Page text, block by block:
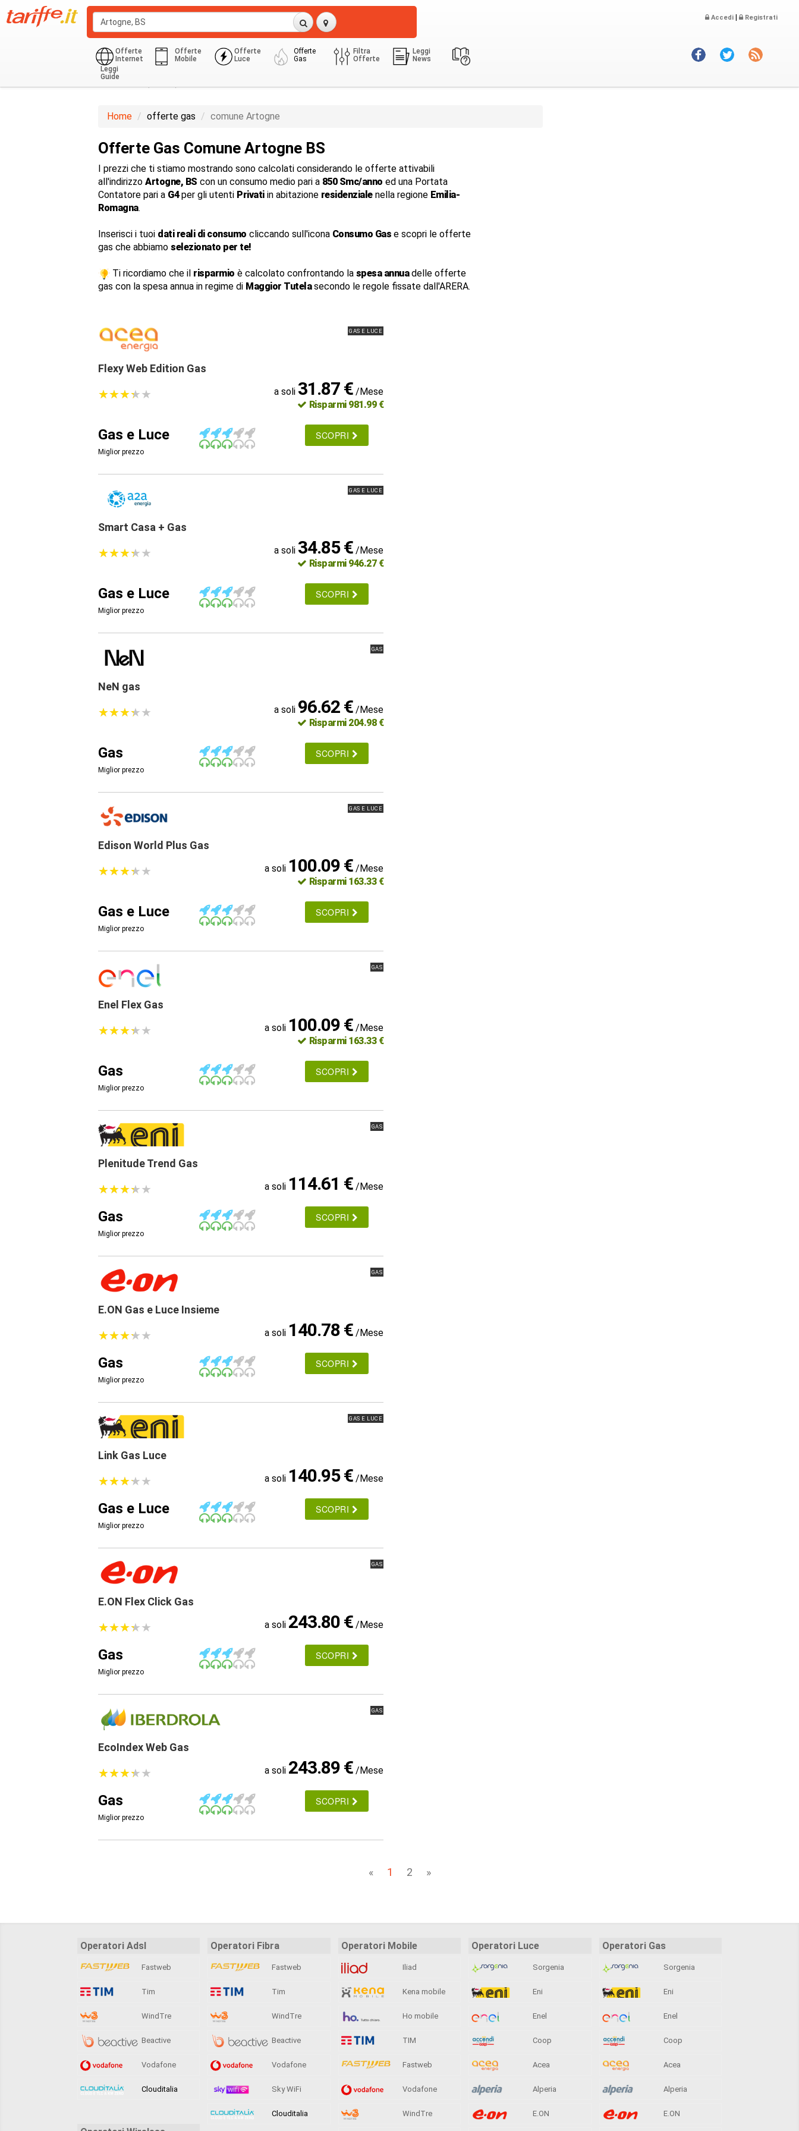
Accedi | Registrati
Offerte
Internet
Offerte
Mobile
Offerte
Luce
Offerte
Gas
Filtra
Offerte
Leggi
News
Leggi
Guide
Domestico (G1-G6)
Home offerte gas comune Artogne
Offerte Gas Comune Artogne BS
I prezzi che ti stiamo mostrando sono calcolati considerando le offerte attivabili
all'indirizzo Artogne, BS con un consumo medio pari a 850 Smc/anno ed una Portata
Contatore pari a G4per gli utenti Privatiin abitazione residenzialenella regione Emilia-
Romagna.
Inserisci i tuoi dati reali di consumo cliccando sull'icona Consumo Gas e scopri le offerte
gas che abbiamo selezionato per te!
Ti ricordiamo che il risparmio è calcolato confrontando la spesa annuadelle offerte
gas con la spesa annua in regime di Maggior Tutelasecondo le regole fissate dall'ARERA.
GAS E LUCE
Flexy Web Edition Gas
★★★★★
★★★★★ a soli 31.87 € /Mese
Risparmi 981.99 €
Gas e Luce
Miglior prezzo
SCOPRI
GAS E LUCE
Smart Casa + Gas
★★★★★
★★★★★ a soli 34.85 € /Mese
Risparmi 946.27 €
Gas e Luce
Miglior prezzo
SCOPRI
GAS
NeN gas
★★★★★
★★★★★ a soli 96.62 € /Mese
Risparmi 204.98 €
Gas
Miglior prezzo
SCOPRI
GAS E LUCE
Edison World Plus Gas
★★★★★
★★★★★ a soli 100.09 € /Mese
Risparmi 163.33 €
Gas e Luce
Miglior prezzo
SCOPRI
GAS
Enel Flex Gas
★★★★★
★★★★★ a soli 100.09 € /Mese
Risparmi 163.33 €
Gas
Miglior prezzo
SCOPRI
GAS
Plenitude Trend Gas
★★★★★
★★★★★ a soli 114.61 € /Mese
Gas
Miglior prezzo
SCOPRI
GAS
E.ON Gas e Luce Insieme
★★★★★
★★★★★ a soli 140.78 € /Mese
Gas
Miglior prezzo
SCOPRI
GAS E LUCE
Link Gas Luce
★★★★★
★★★★★ a soli 140.95 € /Mese
Gas e Luce
Miglior prezzo
SCOPRI
GAS
E.ON Flex Click Gas
★★★★★
★★★★★ a soli 243.80 € /Mese
Gas
Miglior prezzo
SCOPRI
GAS
EcoIndex Web Gas
★★★★★
★★★★★ a soli 243.89 € /Mese
Gas
Miglior prezzo
SCOPRI
« 1 2 »
Operatori Adsl
Fastweb
Tim
WindTre
Beactive
Vodafone
Clouditalia
Operatori Fibra
Fastweb
Tim
WindTre
Beactive
Vodafone
Sky WiFi
Clouditalia
Operatori Mobile
Iliad
Kena mobile
Ho mobile
TIM
Fastweb
Vodafone
WindTre
Operatori Luce
Sorgenia
Eni
Enel
Coop
Acea
Alperia
E.ON
Operatori Gas
Sorgenia
Eni
Enel
Coop
Acea
Alperia
E.ON